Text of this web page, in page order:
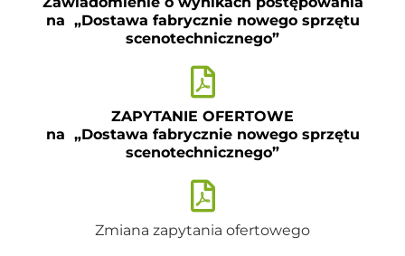
na „Dostawa fabrycznie nowego sprzętu
scenotechnicznego”
ZAPYTANIE OFERTOWE
na „Dostawa fabrycznie nowego sprzętu
scenotechnicznego”
Zmiana zapytania ofertowego